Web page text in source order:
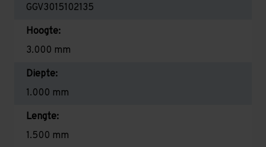
GGV3015102135
Hoogte:
3.000 mm
Diepte:
1.000 mm
Lengte:
1.500 mm